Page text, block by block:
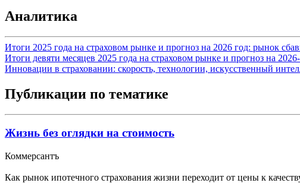
Аналитика
Итоги 2025 года на страховом рынке и прогноз на 2026 год: рынок
Итоги девяти месяцев 2025 года на страховом рынке и прогноз на
Инновации в страховании: скорость, технологии, искусственный
Публикации по тематике
Жизнь без оглядки на стоимость
Коммерсантъ
Как рынок ипотечного страхования жизни переходит от цены к